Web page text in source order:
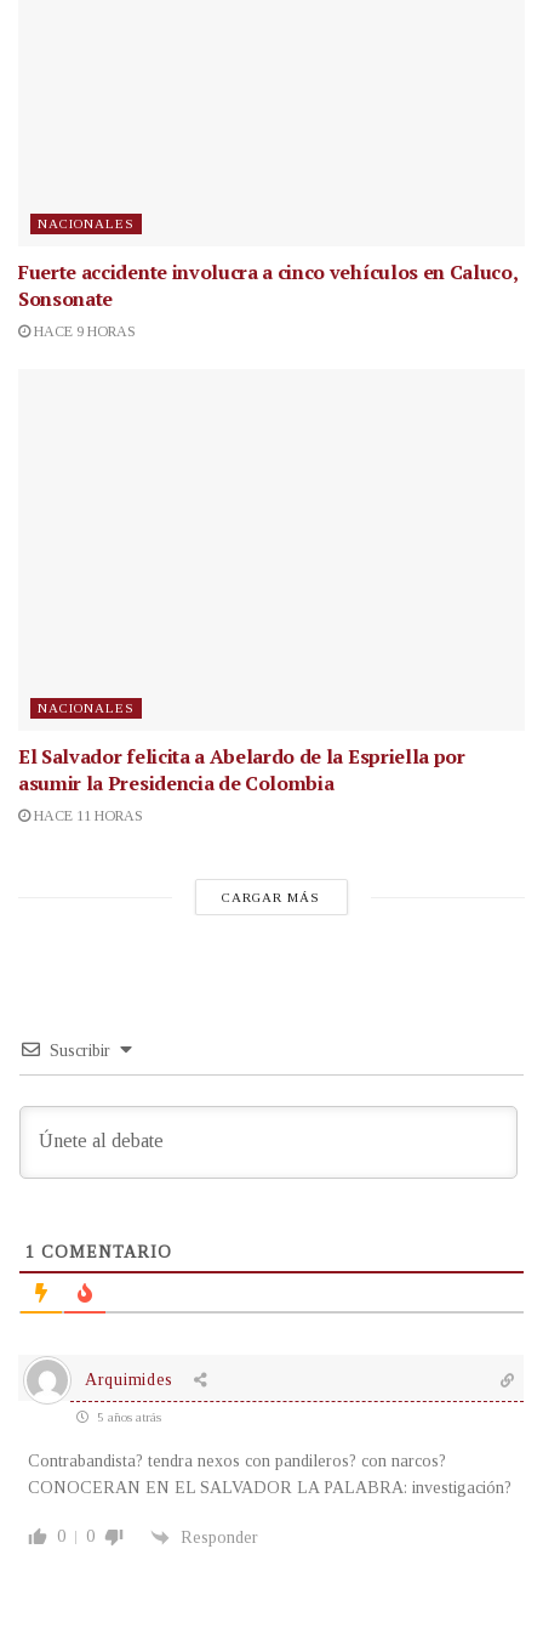
NACIONALES
Fuerte accidente involucra a cinco vehículos en Caluco,
Sonsonate
HACE 9 HORAS
NACIONALES
El Salvador felicita a Abelardo de la Espriella por
asumir la Presidencia de Colombia
HACE 11 HORAS
CARGAR MÁS
Suscribir
1 COMENTARIO
Arquimides
5 años atrás
Contrabandista? tendra nexos con pandileros? con narcos?
CONOCERAN EN EL SALVADOR LA PALABRA: investigación?
0 0 Responder